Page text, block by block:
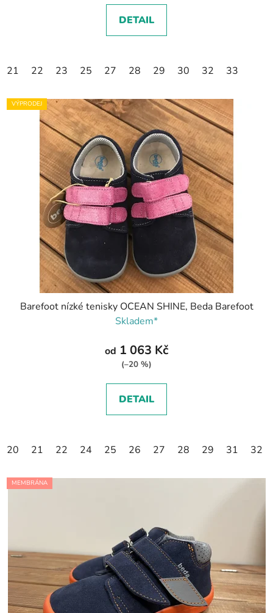
DETAIL
21 22 23 25 27 28 29 30 32 33
VÝPRODEJ
Barefoot nízké tenisky OCEAN SHINE, Beda Barefoot
Skladem*
od 1 063 Kč
(–20 %)
DETAIL
20 21 22 24 25 26 27 28 29 31 32
MEMBRÁNA